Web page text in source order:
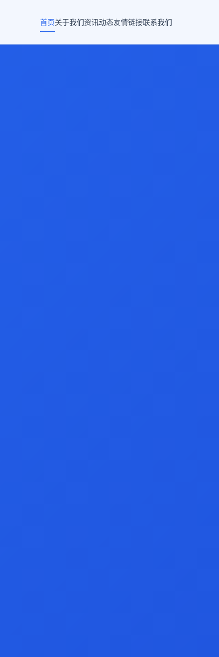
首页关于我们资讯动态友情链接联系我们